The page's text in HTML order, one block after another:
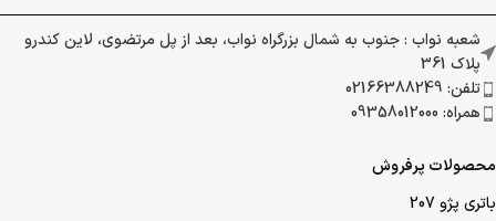
شعبه نواب : جنوب به شمال بزرگراه نواب، بعد از پل مرتضوی، لاین کندرو
پلاک 361
تلفن: 02166388249
همراه: 09358012000
محصولات پرفروش
باتری پژو 207